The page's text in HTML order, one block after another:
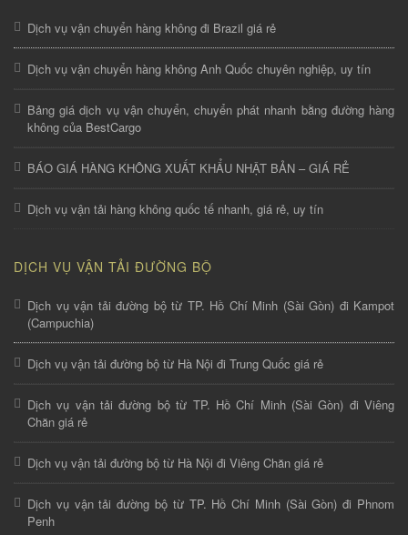
Dịch vụ vận chuyển hàng không đi Brazil giá rẻ
Dịch vụ vận chuyển hàng không Anh Quốc chuyên nghiệp, uy tín
Bảng giá dịch vụ vận chuyển, chuyển phát nhanh bằng đường hàng
không của BestCargo
BÁO GIÁ HÀNG KHÔNG XUẤT KHẨU NHẬT BẢN – GIÁ RẺ
Dịch vụ vận tải hàng không quốc tế nhanh, giá rẻ, uy tín
DỊCH VỤ VẬN TẢI ĐƯỜNG BỘ
Dịch vụ vận tải đường bộ từ TP. Hồ Chí Minh (Sài Gòn) đi Kampot
(Campuchia)
Dịch vụ vận tải đường bộ từ Hà Nội đi Trung Quốc giá rẻ
Dịch vụ vận tải đường bộ từ TP. Hồ Chí Minh (Sài Gòn) đi Viêng
Chăn giá rẻ
Dịch vụ vận tải đường bộ từ Hà Nội đi Viêng Chăn giá rẻ
Dịch vụ vận tải đường bộ từ TP. Hồ Chí Minh (Sài Gòn) đi Phnom
Penh